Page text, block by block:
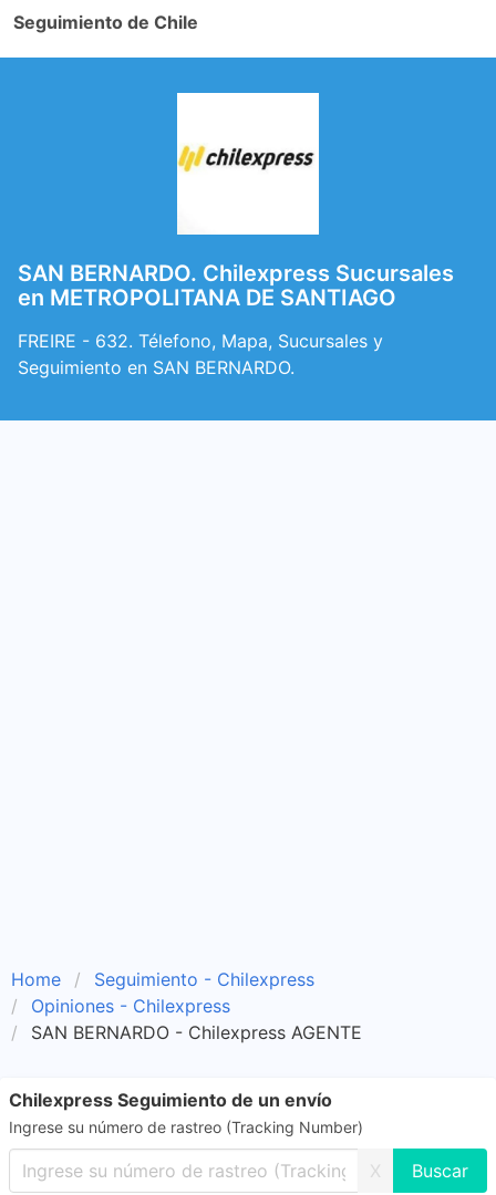
Seguimiento de Chile
SAN BERNARDO. Chilexpress Sucursales
en METROPOLITANA DE SANTIAGO
FREIRE - 632. Télefono, Mapa, Sucursales y
Seguimiento en SAN BERNARDO.
Home
Seguimiento - Chilexpress
Opiniones - Chilexpress
SAN BERNARDO - Chilexpress AGENTE
Chilexpress Seguimiento de un envío
Ingrese su número de rastreo (Tracking Number)
X